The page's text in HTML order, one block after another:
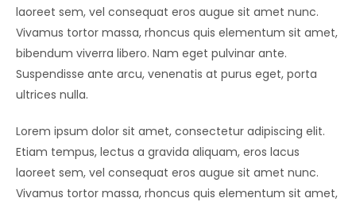
laoreet sem, vel consequat eros augue sit amet nunc.
Vivamus tortor massa, rhoncus quis elementum sit amet,
bibendum viverra libero. Nam eget pulvinar ante.
Suspendisse ante arcu, venenatis at purus eget, porta
ultrices nulla.
Lorem ipsum dolor sit amet, consectetur adipiscing elit.
Etiam tempus, lectus a gravida aliquam, eros lacus
laoreet sem, vel consequat eros augue sit amet nunc.
Vivamus tortor massa, rhoncus quis elementum sit amet,